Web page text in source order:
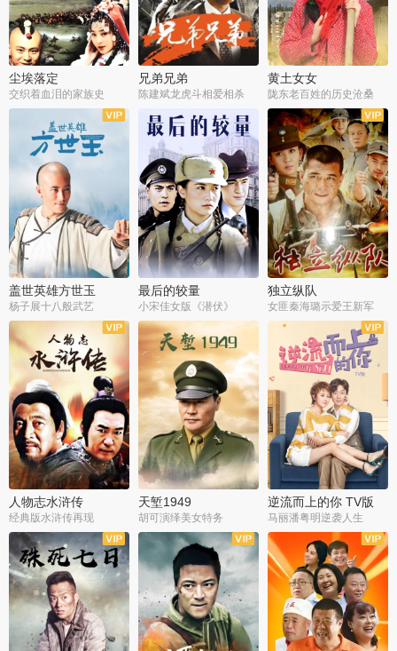
尘埃落定
交织着血泪的家族史
兄弟兄弟
陈建斌龙虎斗相爱相杀
黄土女女
陇东老百姓的历史沧桑
全36集
盖世英雄方世玉
杨子展十八般武艺
全28集
最后的较量
小宋佳女版《潜伏》
全44集
独立纵队
女匪秦海璐示爱王新军
全40集
人物志水浒传
经典版水浒传再现
全30集
天堑1949
胡可演绎美女特务
全43集
逆流而上的你 TV版
马丽潘粤明逆袭人生
全34集
全21集 全35集